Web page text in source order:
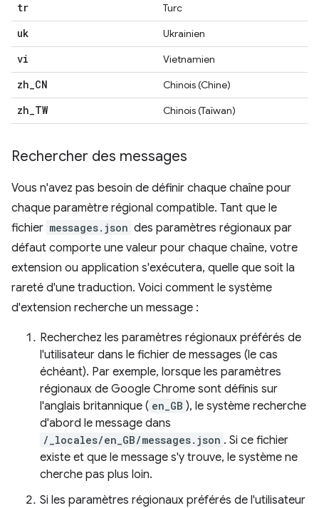
tr Turc
uk Ukrainien
vi Vietnamien
zh CN Chinois (Chine)
zh TW Chinois (Taïwan)
Rechercher des messages
Vous n'avez pas besoin de définir chaque chaîne pour
chaque paramètre régional compatible. Tant que le
fichier messages.json des paramètres régionaux par
défaut comporte une valeur pour chaque chaîne, votre
extension ou application s'exécutera, quelle que soit la
rareté d'une traduction. Voici comment le système
d'extension recherche un message :
Recherchez les paramètres régionaux préférés de
l'utilisateur dans le fichier de messages (le cas
échéant). Par exemple, lorsque les paramètres
régionaux de Google Chrome sont définis sur
l'anglais britannique ( en_GB ), le système recherche
d'abord le message dans
/_locales/en_GB/messages.json . Si ce fichier
existe et que le message s'y trouve, le système ne
cherche pas plus loin.
Si les paramètres régionaux préférés de l'utilisateur